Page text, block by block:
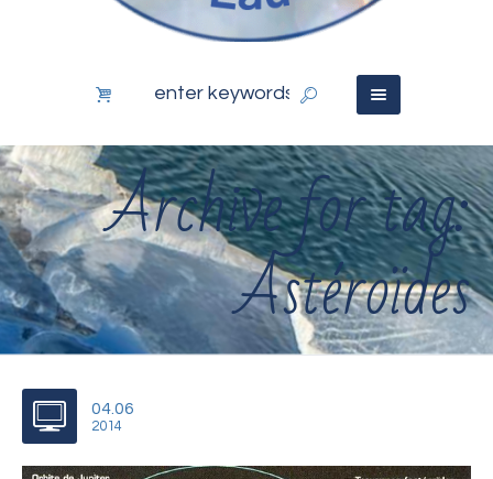
Archive for tag:
Astéroïdes
04.06
2014